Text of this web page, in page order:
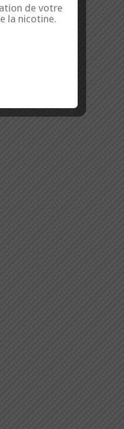
de votre
la nicotine.